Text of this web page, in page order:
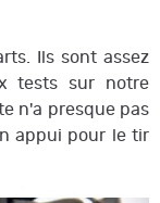
Ils sont assez
tests sur notre
n'a presque pas
appui pour le tir